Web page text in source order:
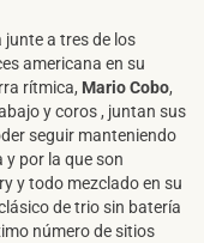
a tres de los
americana en su
rítmica, Mario Cobo,
y coros , juntan sus
seguir manteniendo
y por la que son
y todo mezclado en su
de trio sin batería
número de sitios
y laNota Legal